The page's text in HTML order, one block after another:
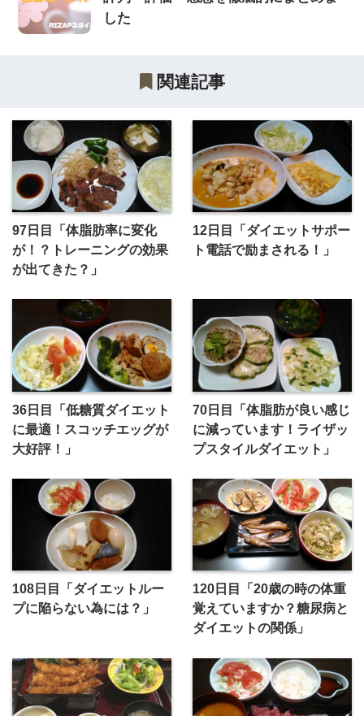
した
関連記事
97日目「体脂肪率に変化
が！？トレーニングの効果
が出てきた？」
12日目「ダイエットサポー
ト電話で励まされる！」
36日目「低糖質ダイエット
に最適！スコッチエッグが
大好評！」
70日目「体脂肪が良い感じ
に減っています！ライザッ
プスタイルダイエット」
108日目「ダイエットルー
プに陥らない為には？」
120日目「20歳の時の体重
覚えていますか？糖尿病と
ダイエットの関係」